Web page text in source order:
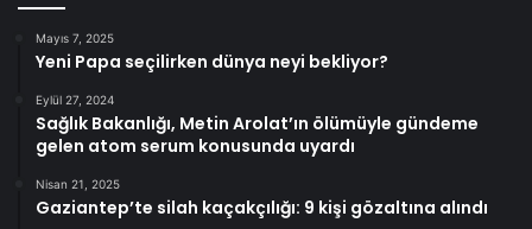
Mayıs 7, 2025
Yeni Papa seçilirken dünya neyi bekliyor?
Eylül 27, 2024
Sağlık Bakanlığı, Metin Arolat’ın ölümüyle gündeme
gelen atom serum konusunda uyardı
Nisan 21, 2025
Gaziantep’te silah kaçakçılığı: 9 kişi gözaltına alındı